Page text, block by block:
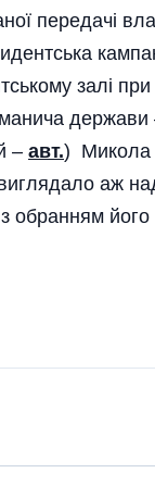
передачі
залі
держави
– авт.) Микола
аж
з обранням